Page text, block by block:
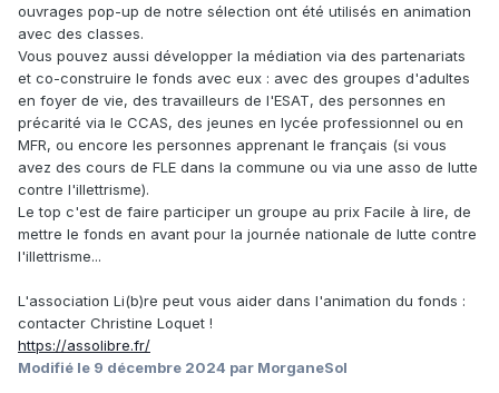
ouvrages pop-up de notre sélection ont été utilisés en animation
avec des classes.
Vous pouvez aussi développer la médiation via des partenariats
et co-construire le fonds avec eux : avec des groupes d'adultes
en foyer de vie, des travailleurs de l'ESAT, des personnes en
précarité via le CCAS, des jeunes en lycée professionnel ou en
MFR, ou encore les personnes apprenant le français (si vous
avez des cours de FLE dans la commune ou via une asso de lutte
contre l'illettrisme).
Le top c'est de faire participer un groupe au prix Facile à lire, de
mettre le fonds en avant pour la journée nationale de lutte contre
l'illettrisme...
L'association Li(b)re peut vous aider dans l'animation du fonds :
contacter Christine Loquet !
https://assolibre.fr/
Modifié le 9 décembre 2024 par MorganeSol